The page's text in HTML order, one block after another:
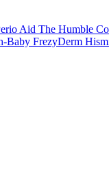
Aid The Humble
Baby FrezyDerm